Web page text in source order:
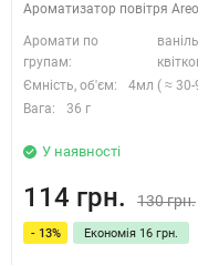
Ароматизатор повітря
Аромати по
групам:
Ємність, об'єм:
4мл ( ≈ 30-
Вага:
36 г
У наявності
114 грн. 130 грн.
- 13% Економія 16 грн.